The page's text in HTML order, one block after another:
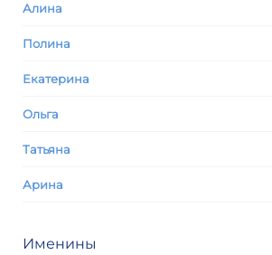
Алина
Полина
Екатерина
Ольга
Татьяна
Арина
Именины